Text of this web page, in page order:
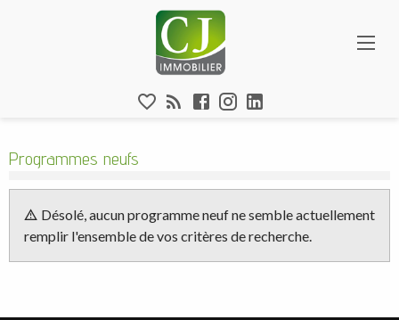
Programmes neufs - Feigeres-74160,
Programmes neufs
Résultats de recherche
Désolé, aucun programme neuf ne semble actuellement
remplir l'ensemble de vos critères de recherche.